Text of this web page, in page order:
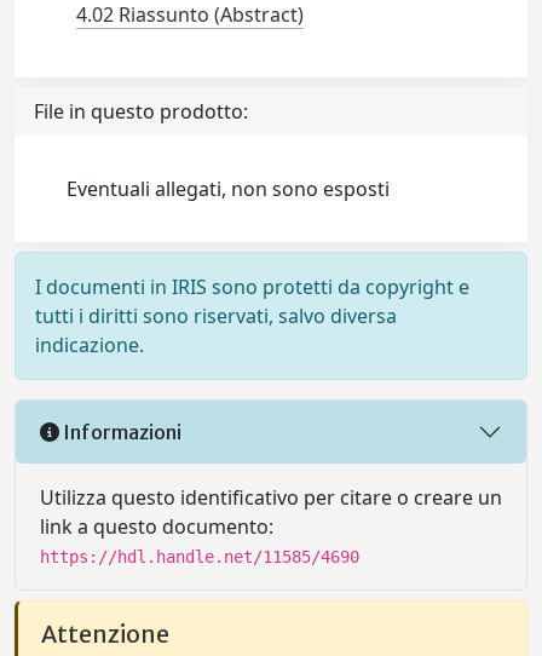
4.02 Riassunto (Abstract)
File in questo prodotto:
Eventuali allegati, non sono esposti
I documenti in IRIS sono protetti da copyright e
tutti i diritti sono riservati, salvo diversa
indicazione.
Informazioni
Utilizza questo identificativo per citare o creare un
link a questo documento:
https://hdl.handle.net/11585/4690
Attenzione